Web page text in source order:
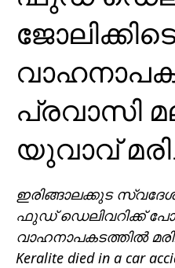
ജോലിക്കിടെ
പ്രവാസി
യുവാവ്
ഇരിങ്ങാലക്കുട
ഫുഡ് ഡെലിവറിക്ക്
വാഹനാപകടത്തിൽ
Keralite died in a car